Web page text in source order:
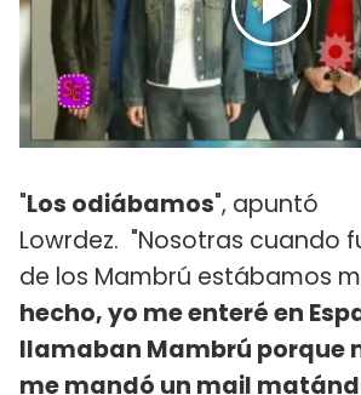
"Los odiábamos", apuntó
Lowrdez. "Nosotras cuando
de los Mambrú estábamos
hecho, yo me enteré en
llamaban Mambrú porque
me mandó un mail